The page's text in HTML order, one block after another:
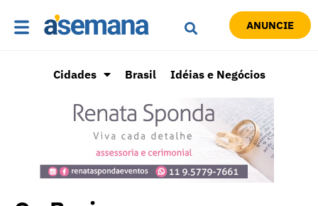
ANUNCIE
Cidades Brasil Idéias e Negócios